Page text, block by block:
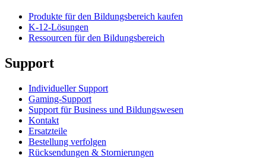
Produkte für den Bildungsbereich kaufen
K-12-Lösungen
Ressourcen für den Bildungsbereich
Support
Individueller Support
Gaming-Support
Support für Business und Bildungswesen
Kontakt
Ersatzteile
Bestellung verfolgen
Rücksendungen & Stornierungen